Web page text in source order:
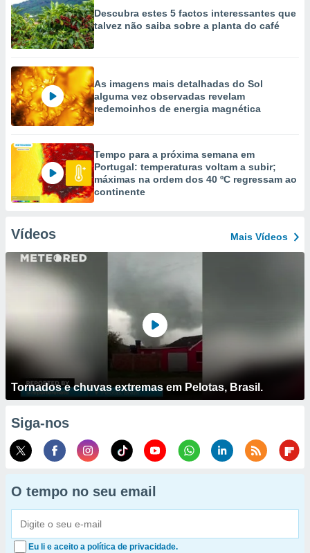
Descubra estes 5 factos interessantes que
talvez não saiba sobre a planta do café
As imagens mais detalhadas do Sol
alguma vez observadas revelam
redemoinhos de energia magnética
Tempo para a próxima semana em
Portugal: temperaturas voltam a subir;
máximas na ordem dos 40 ºC regressam ao
continente
Vídeos Mais Vídeos
Tornados e chuvas extremas em Pelotas, Brasil.
Siga-nos
O tempo no seu email
Eu li e aceito a política de privacidade.